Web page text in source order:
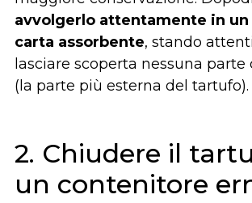
avvolgerlo attentamente in
carta assorbente, stando
lasciare scoperta nessuna
(la parte più esterna del tartufo).
2. Chiudere il
un contenitore